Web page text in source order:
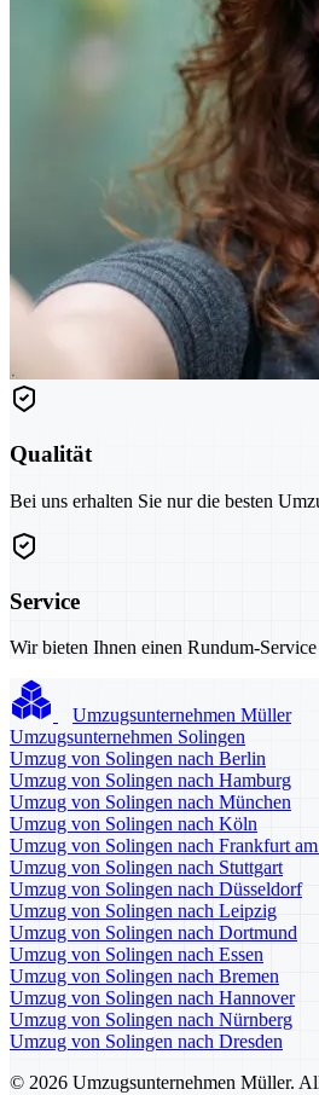
Qualität
Bei uns erhalten Sie nur die besten
Service
Wir bieten Ihnen einen Rundum-
Umzugsunternehmen Müller
Umzugsunternehmen Solingen
Umzug von Solingen nach Berlin
Umzug von Solingen nach Hamburg
Umzug von Solingen nach München
Umzug von Solingen nach Köln
Umzug von Solingen nach Frankfurt
Umzug von Solingen nach Stuttgart
Umzug von Solingen nach Düsseldorf
Umzug von Solingen nach Leipzig
Umzug von Solingen nach Dortmund
Umzug von Solingen nach Essen
Umzug von Solingen nach Bremen
Umzug von Solingen nach Hannover
Umzug von Solingen nach Nürnberg
Umzug von Solingen nach Dresden
© 2026 Umzugsunternehmen Müller.